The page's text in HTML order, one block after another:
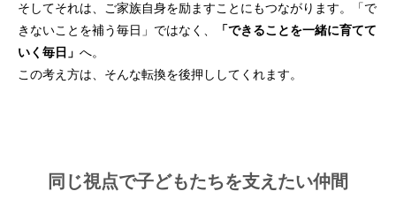
そしてそれは、ご家族自身を励ますことにもつながります。「で
きないことを補う毎日」ではなく、
「できることを一緒に育てて
いく毎日」 へ。
この考え方は、そんな転換を後押ししてくれます。
同じ視点で子どもたちを支えたい仲間